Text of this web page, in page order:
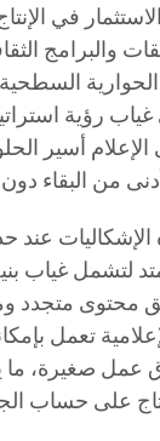
في
والبرامج
السطحية
رؤية
أسير
من البقاء
عند
غياب بنية
محتوى متجدد
تعمل
عمل صغيرة، ما
على حساب